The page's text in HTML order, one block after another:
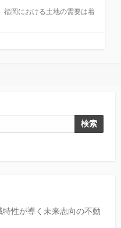
福岡における土地の需要は着
検索
性が導く未来志向の不動